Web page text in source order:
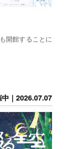
開館することに
｜2026.07.07